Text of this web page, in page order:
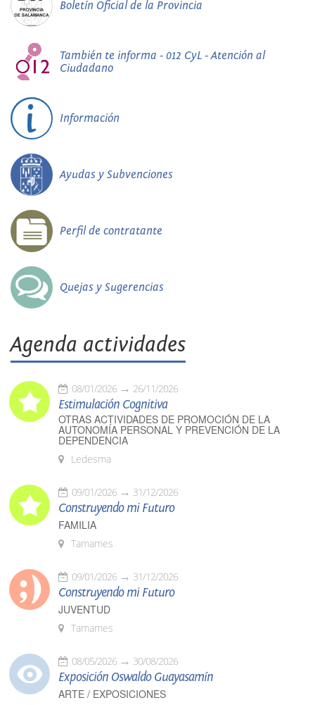
Boletín Oficial de la Provincia
También te informa - 012 CyL - Atención al
Ciudadano
Información
Ayudas y Subvenciones
Perfil de contratante
Quejas y Sugerencias
Agenda actividades
08/01/2026 26/11/2026
Estimulación Cognitiva
OTRAS ACTIVIDADES DE PROMOCIÓN DE LA
AUTONOMÍA PERSONAL Y PREVENCIÓN DE LA
DEPENDENCIA
Ledesma
09/01/2026 31/12/2026
Construyendo mi Futuro
FAMILIA
Tamames
09/01/2026 31/12/2026
Construyendo mi Futuro
JUVENTUD
Tamames
08/05/2026 30/08/2026
Exposición Oswaldo Guayasamín
ARTE / EXPOSICIONES